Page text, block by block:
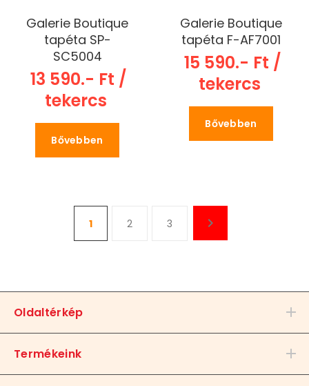
Galerie Boutique
tapéta SP-
SC5004
13 590.- Ft /
tekercs
Bővebben
Galerie Boutique
tapéta F-AF7001
15 590.- Ft /
tekercs
Bővebben
1 2 3
Oldaltérkép
Termékeink